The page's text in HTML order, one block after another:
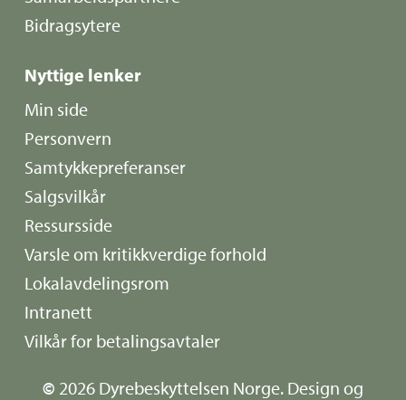
Bidragsytere
Nyttige lenker
Min side
Personvern
Samtykkepreferanser
Salgsvilkår
Ressursside
Varsle om kritikkverdige forhold
Lokalavdelingsrom
Intranett
Vilkår for betalingsavtaler
© 2026Dyrebeskyttelsen Norge. Design og